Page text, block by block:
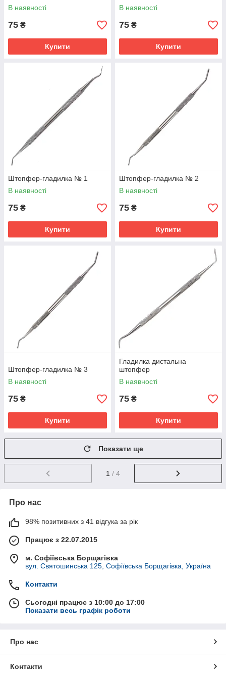
В наявності
75 ₴
Купити
В наявності
75 ₴
Купити
Штопфер-гладилка № 1
В наявності
75 ₴
Купити
Штопфер-гладилка № 2
В наявності
75 ₴
Купити
Штопфер-гладилка № 3
В наявності
75 ₴
Купити
Гладилка дистальна
штопфер
В наявності
75 ₴
Купити
Показати ще
1 / 4
Про нас
98% позитивних з 41 відгука за рік
Працює з 22.07.2015
м. Софіївська Борщагівка
вул. Святошинська 125, Софіївська Борщагівка, Україна
Контакти
Сьогодні працює з 10:00 до 17:00
Показати весь графік роботи
Про нас
Контакти